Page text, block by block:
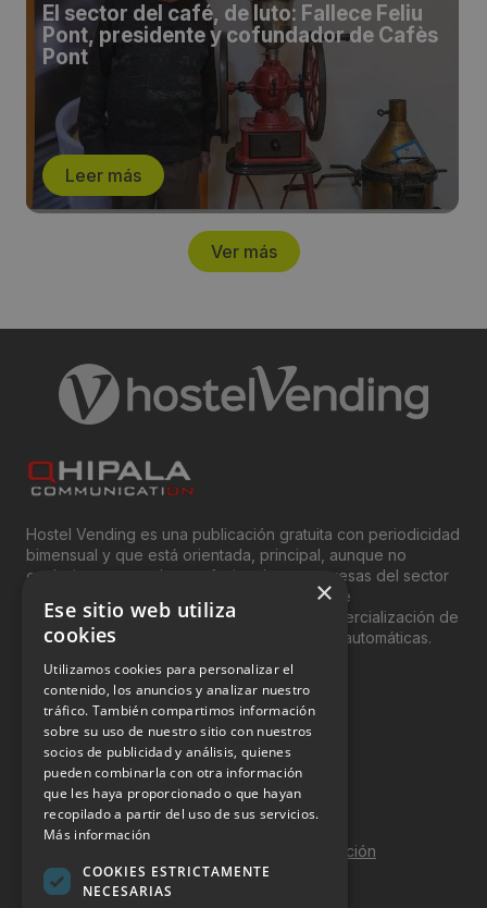
El sector del café, de luto: Fallece Feliu
Pont, presidente y cofundador de Cafès
Pont
Leer más
Ver más
Hostel Vending es una publicación gratuita con periodicidad
bimensual y que está orientada, principal, aunque no
exclusivamente, a los profesionales y empresas del sector
del “Vending”; nombre con el que se conoce
genéricamente entre profesionales a la comercialización de
productos y servicios a través de máquinas automáticas.
INFORMACIÓN LEGAL
Aviso Legal
Política de Privacidad
Política de Cookies
Política de calidad y seguridad de la información
Contacto
×
Ese sitio web utiliza
cookies
Utilizamos cookies para personalizar el
contenido, los anuncios y analizar nuestro
tráfico. También compartimos información
sobre su uso de nuestro sitio con nuestros
socios de publicidad y análisis, quienes
pueden combinarla con otra información
que les haya proporcionado o que hayan
recopilado a partir del uso de sus servicios.
Más información
COOKIES ESTRICTAMENTE
NECESARIAS